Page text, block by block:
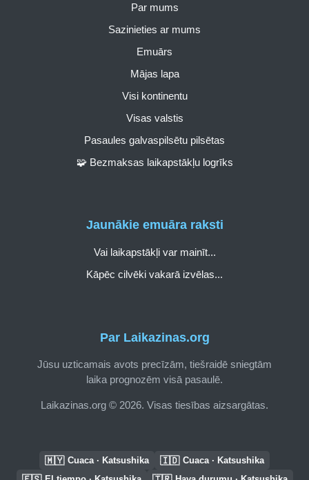
Par Laikazinas.org
Jūsu uzticamais avots precīzām, tiešraidē sniegtām
laika prognozēm visā pasaulē.
Laikazinas.org © 2026. Visas tiesības aizsargātas.
Par mums
Sazinieties ar mums
Emuārs
Mājas lapa
Visi kontinentu
Visas valstis
Pasaules galvaspilsētu pilsētas
🧩 Bezmaksas laikapstākļu logrīks
Jaunākie emuāra raksti
Vai laikapstākļi var mainīt...
Kāpēc cilvēki vakarā izvēlas...
🇲🇾 Cuaca · Katsushika 🇮🇩 Cuaca · Katsushika